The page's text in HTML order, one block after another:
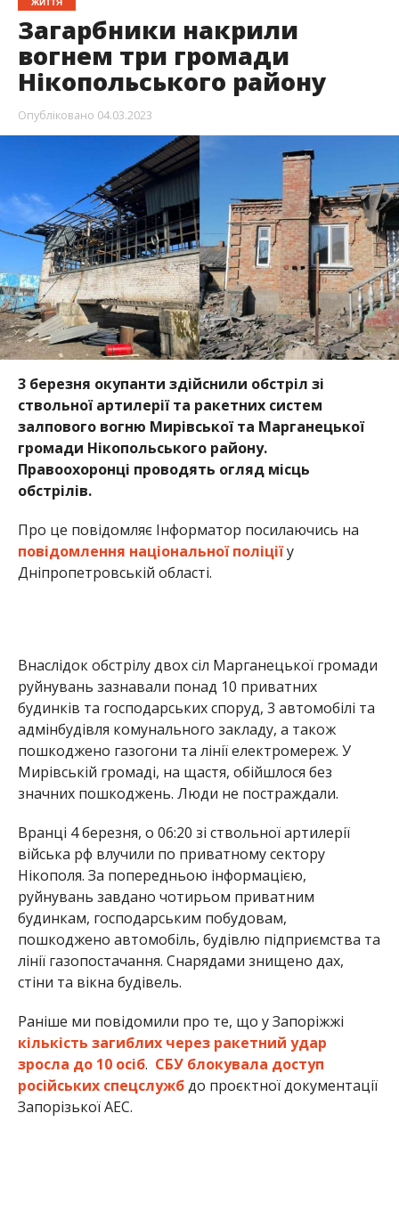
3 березня окупанти здійснили обстріл зі
ствольної артилерії та ракетних систем
залпового вогню Мирівської та Марганецької
громади Нікопольського району.
Правоохоронці проводять огляд місць
обстрілів.
Про це повідомляє Інформатор посилаючись на
повідомлення національної поліціїу
Дніпропетровській області.
Внаслідок обстрілу двох сіл Марганецької громади
руйнувань зазнавали понад 10 приватних
будинків та господарських споруд, 3 автомобілі та
адмінбудівля комунального закладу, а також
пошкоджено газогони та лінії електромереж. У
Мирівській громаді, на щастя, обійшлося без
значних пошкоджень. Люди не постраждали.
Вранці 4 березня, о 06:20 зі ствольної артилерії
будинкам, господарським побудовам,
пошкоджено автомобіль, будівлю підприємства та
лінії газопостачання. Снарядами знищено дах,
стіни та вікна будівель.
Раніше ми повідомили про те, що у Запоріжжі
кількість загиблих через ракетний удар
російських спецслужбдо проєктної документації
Запорізької АЕС.